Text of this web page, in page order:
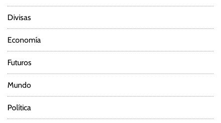
Divisas
Economía
Futuros
Mundo
Política